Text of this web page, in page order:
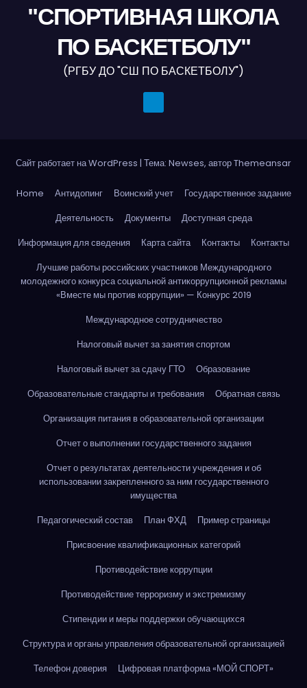
"СПОРТИВНАЯ ШКОЛА
ПО БАСКЕТБОЛУ"
(РГБУ ДО "СШ ПО БАСКЕТБОЛУ")
Сайт работает на WordPress | Тема: Newses, авторThemeansar
Home Антидопинг Воинский учет
Государственное задание
Деятельность
Документы
Доступная среда
Информация для сведения
Карта сайта Контакты
Контакты
Лучшие работы российских участников Международного
молодежного конкурса социальной антикоррупционной рекламы
«Вместе мы против коррупции» — Конкурс 2019
Международное сотрудничество
Налоговый вычет за занятия спортом
Налоговый вычет за сдачу ГТО
Образование
Образовательные стандарты и требования
Обратная связь
Организация питания в образовательной организации
Отчет о выполнении государственного задания
Отчет о результатах деятельности учреждения и об
использовании закрепленного за ним государственного
имущества
Педагогический состав
План ФХД
Пример страницы
Присвоение квалификационных категорий
Противодействие коррупции
Противодействие терроризму и экстремизму
Стипендии и меры поддержки обучающихся
Структура и органы управления образовательной организацией
Телефон доверия
Цифровая платформа «МОЙ СПОРТ»